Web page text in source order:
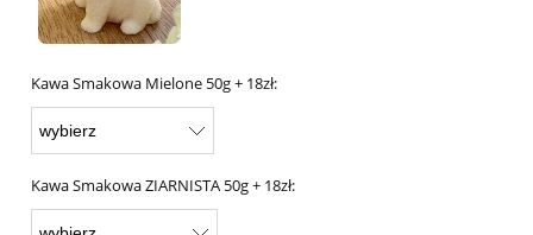
Kawa Smakowa Mielone 50g + 18zł:
Kawa Smakowa ZIARNISTA 50g + 18zł: